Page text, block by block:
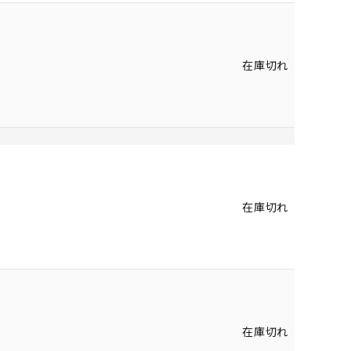
在庫切れ
在庫切れ
在庫切れ